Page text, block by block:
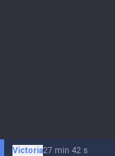
Victoria27 min 42 s